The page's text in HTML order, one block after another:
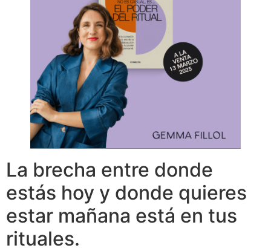
La brecha entre donde
estás hoy y donde quieres
estar mañana está en tus
rituales.